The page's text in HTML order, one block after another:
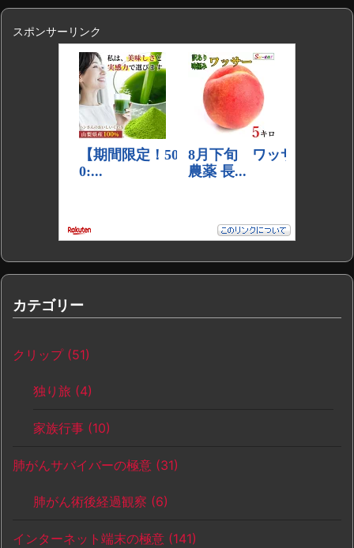
スポンサーリンク
カテゴリー
クリップ (51)
独り旅 (4)
家族行事 (10)
肺がんサバイバーの極意 (31)
肺がん術後経過観察 (6)
インターネット端末の極意 (141)